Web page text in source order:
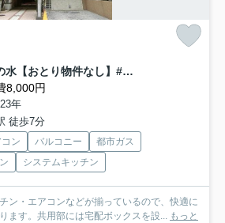
サンテミリオンお茶の水【おとり物件なし】#学生・社会人にオススメ！初期費用分割払いOK！
8,000円
年
徒歩7分
ン バルコニー
都市ガス
システムキッチン
ン・エアコンなどが揃っているので、快適に
ます。共用部には宅配ボックスを設... もっと